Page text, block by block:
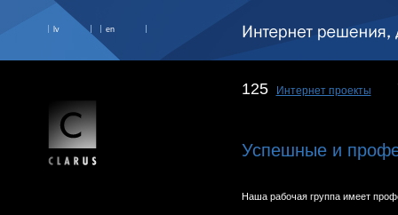
lv en
125 Интернет проекты
Успешные и
Наша рабочая группа имеет